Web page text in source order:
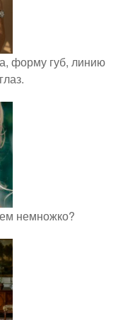
форму губ, линию
немножко?